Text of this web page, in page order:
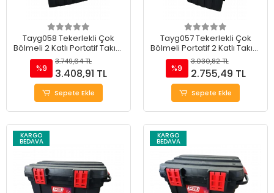
Tayg058 Tekerlekli Çok
Bölmeli 2 Katlı Portatif Takım
Çantası 18.5"
%9
3.749,64 TL
3.408,91 TL
Sepete Ekle
Tayg057 Tekerlekli Çok
Bölmeli Portatif 2 Katlı Takım
Çantası 18.5"
%9
3.030,82 TL
2.755,49 TL
Sepete Ekle
KARGO
BEDAVA
KARGO
BEDAVA